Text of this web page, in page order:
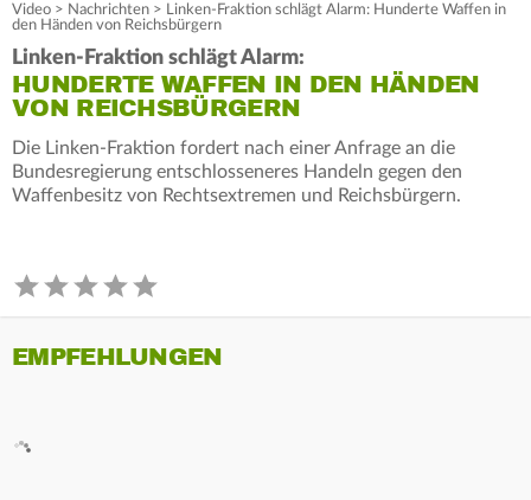
Video > Nachrichten > Linken-Fraktion schlägt Alarm: Hunderte Waffen in
den Händen von Reichsbürgern
Linken-Fraktion schlägt Alarm:
HUNDERTE WAFFEN IN DEN HÄNDEN
VON REICHSBÜRGERN
Die Linken-Fraktion fordert nach einer Anfrage an die
Bundesregierung entschlosseneres Handeln gegen den
Waffenbesitz von Rechtsextremen und Reichsbürgern.
EMPFEHLUNGEN